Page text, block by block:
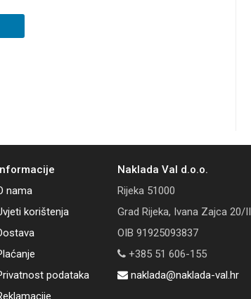
nama
korištenja
podataka
Naklada Val d.o.o.
Rijeka 51000
Grad Rijeka, Ivana Zajca 20/II
OIB 91925093837
+385 51 606-155
naklada@naklada-val.hr